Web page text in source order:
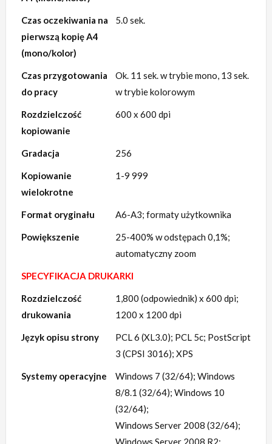
Czas oczekiwania na
pierwszą kopię A4
(mono/kolor)
5.0 sek.
Czas przygotowania
do pracy
Ok. 11 sek. w trybie mono, 13 sek.
w trybie kolorowym
Rozdzielczość
kopiowanie
600 x 600 dpi
Gradacja 256
Kopiowanie
wielokrotne
1-9 999
Format oryginału A6-A3; formaty użytkownika
Powiększenie
25­-400% w odstępach 0,1%;
automatyczny zoom
SPECYFIKACJA DRUKARKI
Rozdzielczość
drukowania
1,800 (odpowiednik) x 600 dpi;
1200 x 1200 dpi
Język opisu strony
PCL 6 (XL3.0); PCL 5c; PostScript
3 (CPSI 3016); XPS
Systemy operacyjne
Windows 7 (32/64); Windows
8/8.1 (32/64); Windows 10
(32/64);
Windows Server 2008 (32/64);